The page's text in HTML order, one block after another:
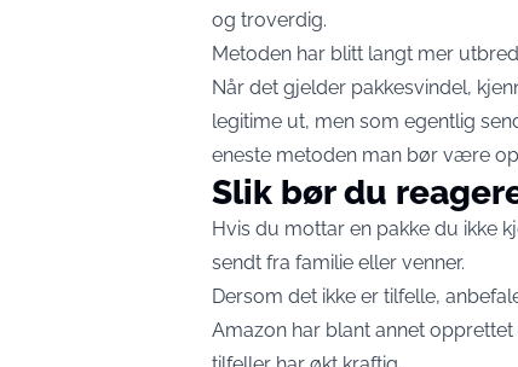
og troverdig.
Metoden har blitt langt mer
Når det gjelder pakkesvindel,
legitime ut, men som egentlig
eneste metoden man bør være
Slik bør du
Hvis du mottar en pakke du ikke
sendt fra familie eller venner.
Dersom det ikke er tilfelle,
Amazon har blant annet opprettet